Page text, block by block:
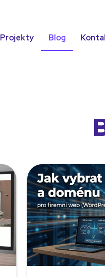
Projekty Blog